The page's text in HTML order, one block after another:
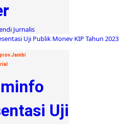
Jurnalis
Jambi
Uji